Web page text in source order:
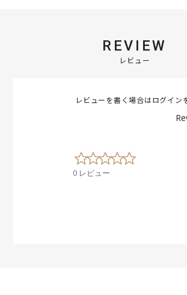
REVIEW
レビュー
レビューを書く場合はログイン
0
.
0 レビュー